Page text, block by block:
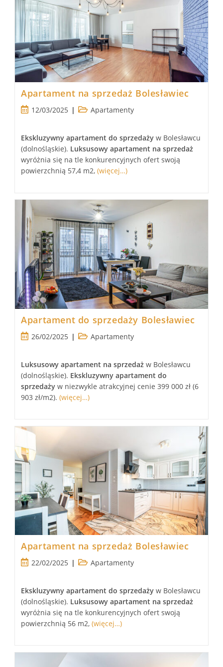
Apartament na sprzedaż Bolesławiec
Post12/03/2025
PostApartamenty
Ekskluzywny apartament do sprzedaży w Bolesławcu
(dolnośląskie). Luksusowy apartament na sprzedaż
wyróżnia się na tle konkurencyjnych ofert swoją
powierzchnią 57,4 m2,(więcej…)
Apartament do sprzedaży Bolesławiec
Post26/02/2025
PostApartamenty
Luksusowy apartament na sprzedaż w Bolesławcu
(dolnośląskie). Ekskluzywny apartament do
sprzedaży w niezwykle atrakcyjnej cenie 399 000 zł (6
903 zł/m2).(więcej…)
Apartament na sprzedaż Bolesławiec
Post22/02/2025
PostApartamenty
Ekskluzywny apartament do sprzedaży w Bolesławcu
(dolnośląskie). Luksusowy apartament na sprzedaż
wyróżnia się na tle konkurencyjnych ofert swoją
powierzchnią 56 m2,(więcej…)